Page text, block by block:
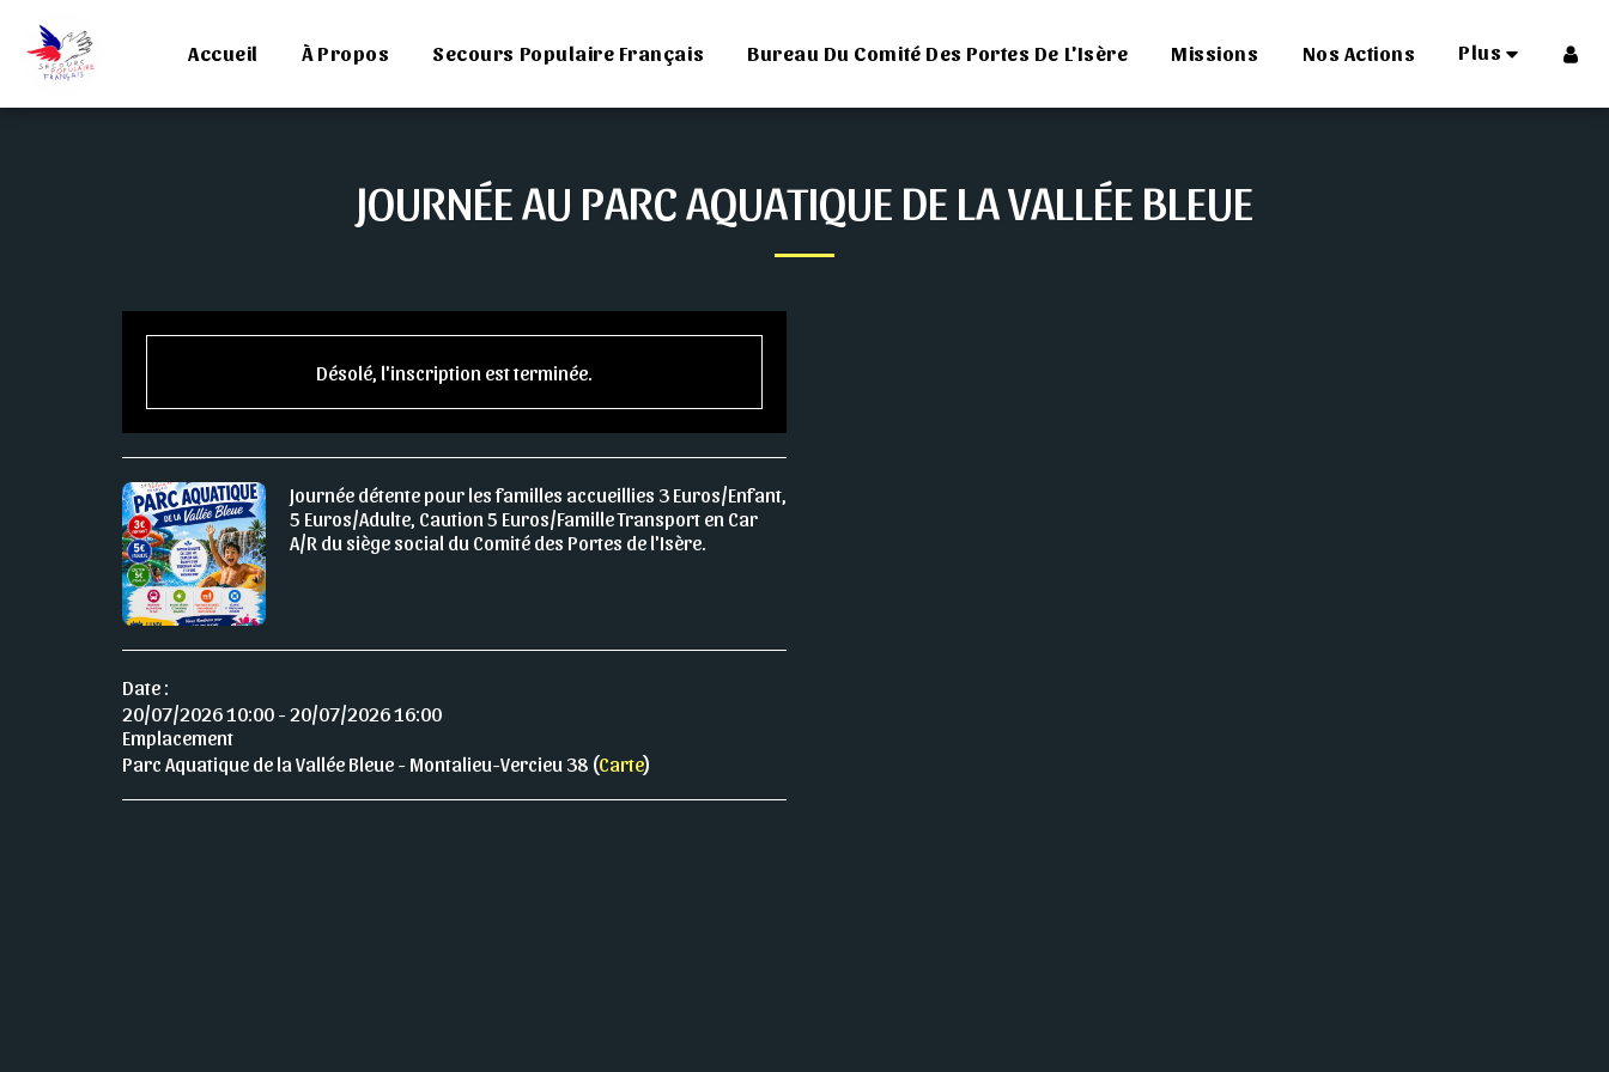
Accueil À Propos Secours Populaire Français Bureau Du Comité Des Portes De L'Isère Missions Nos Actions Plus
JOURNÉE AU PARC AQUATIQUE DE LA VALLÉE BLEUE
Désolé, l'inscription est terminée.
Journée détente pour les familles accueillies 3 Euros/Enfant,
5 Euros/Adulte, Caution 5 Euros/Famille Transport en Car
A/R du siège social du Comité des Portes de l'Isère.
Date :
20/07/2026 10:00 - 20/07/2026 16:00
Emplacement
Parc Aquatique de la Vallée Bleue - Montalieu-Vercieu 38 (Carte)